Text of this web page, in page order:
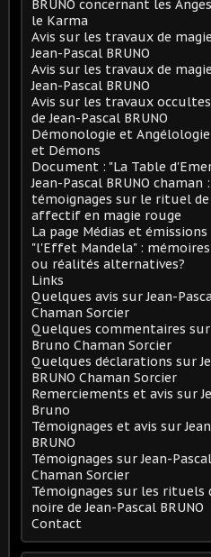
BRUNO concernant les
le Karma
Avis sur les travaux de
Jean-Pascal BRUNO
Avis sur les travaux de
Jean-Pascal BRUNO
Avis sur les travaux
de Jean-Pascal BRUNO
Démonologie et
et Démons
Document : "La Table
Jean-Pascal BRUNO chaman
témoignages sur le rituel
affectif en magie rouge
La page Médias et émissions
"l'Effet Mandela" :
ou réalités alternatives?
Links
Quelques avis sur Jean-
Chaman Sorcier
Quelques commentaires sur
Bruno Chaman Sorcier
Quelques déclarations sur
BRUNO Chaman Sorcier
Remerciements et avis sur
Bruno
Témoignages et avis sur
BRUNO
Témoignages sur Jean-
Chaman Sorcier
Témoignages sur les rituels
noire de Jean-Pascal BRUNO
Contact